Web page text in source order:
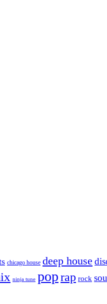
chicago house deep house
ninja tune poprap rock